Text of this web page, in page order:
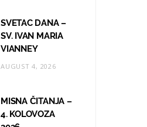
SVETAC DANA –
SV. IVAN MARIA
VIANNEY
AUGUST 4, 2026
MISNA ČITANJA –
4. KOLOVOZA